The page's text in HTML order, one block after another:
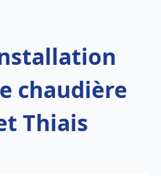
chaudière
Thiais